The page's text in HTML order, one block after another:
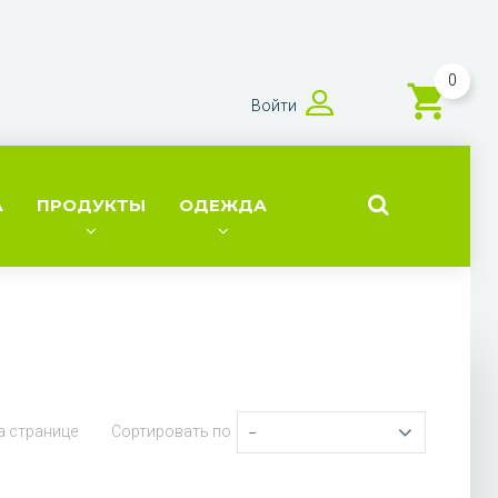
0
Войти
ПРОДУКТЫ ОДЕЖДА
Сортировать по --
странице